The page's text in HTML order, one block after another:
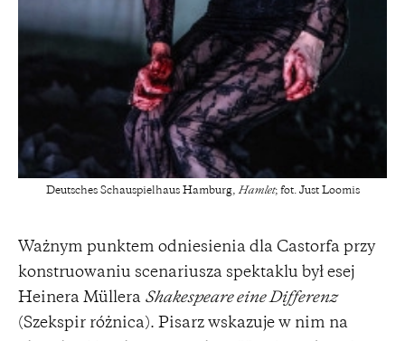
Deutsches Schauspielhaus Hamburg, Hamlet; fot. Just Loomis
Ważnym punktem odniesienia dla Castorfa przy
konstruowaniu scenariusza spektaklu był esej
Heinera Müllera Shakespeare eine Differenz
(Szekspir różnica). Pisarz wskazuje w nim na